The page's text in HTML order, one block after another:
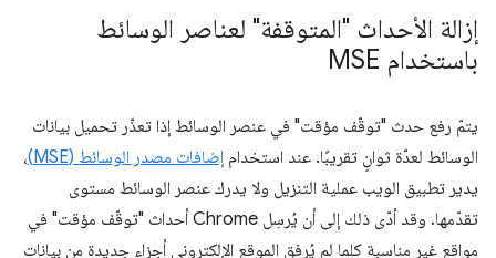
إزالة الأحداث "المتوقفة" لعناصر الوسائط
باستخدام MSE
يتمّ رفع حدث "توقّف مؤقت" في عنصر الوسائط إذا تعذّر تحميل بيانات
الوسائط لعدّة ثوانٍ تقريبًا. عند استخدام إضافات مصدر الوسائط (MSE)
،
يدير تطبيق الويب عملية التنزيل ولا يدرك عنصر الوسائط مستوى
تقدّمها. وقد أدّى ذلك إلى أن يُرسِل Chrome أحداث "توقّف مؤقت" في
مواقع غير مناسبة كلما لم يُرفِق الموقع الإلكتروني أجزاء جديدة من بيانات